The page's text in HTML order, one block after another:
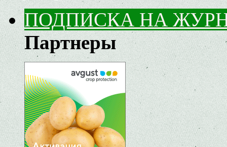
ПОДПИСКА НА
Партнеры